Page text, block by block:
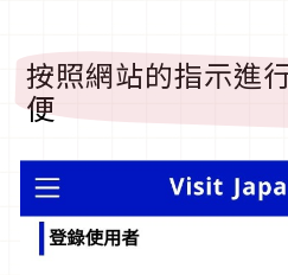
按照網站的指示進
便